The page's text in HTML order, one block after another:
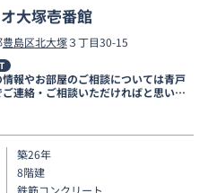
大塚壱番館
豊島区北大塚３丁目30-15
報やお部屋のご相談については青戸
連絡・ご相談いただければと思いま
築26年
8階建
鉄筋コンクリート